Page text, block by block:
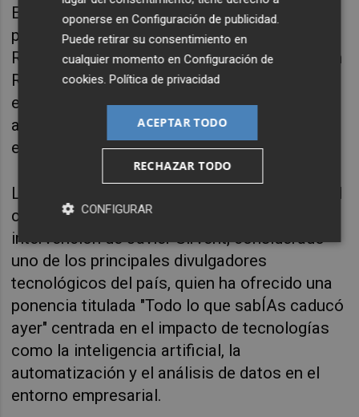
El acto de presentación ha contado con la
participación, en remoto, de Víctor Rodrigo
Raya, director de Innovación, IA y Empresa en
Red.es, quien ha destacado el papel
estratégico de la Oficina Acelera Pyme para
acercar la transformación digital al tejido
empresarial.
La jornada, abierta al ecosistema empresarial
castellonense, ha proseguido con la
intervención de Javier Sirvent, considerado
uno de los principales divulgadores
tecnológicos del país, quien ha ofrecido una
ponencia titulada "Todo lo que sabÍAs caducó
ayer" centrada en el impacto de tecnologías
como la inteligencia artificial, la
automatización y el análisis de datos en el
entorno empresarial.
oponerse enConfiguración de publicidad.
Puede retirar su consentimiento en
cualquier momento enConfiguración de
cookies.Política de privacidad
ACEPTAR TODO
RECHAZAR TODO
CONFIGURAR